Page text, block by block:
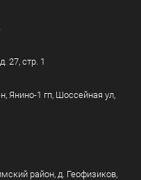
27, стр. 1
Янино-1 гп, Шоссейная ул,
район, д. Геофизиков,